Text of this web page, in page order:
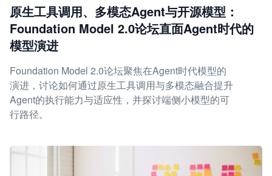
原生工具调用、多模态Agent与开源模型：
Foundation Model 2.0论坛直面Agent时代的
模型演进
Foundation Model 2.0论坛聚焦在Agent时代模型的
演进，讨论如何通过原生工具调用与多模态融合提升
Agent的执行能力与适应性，并探讨端侧小模型的可
行路径。